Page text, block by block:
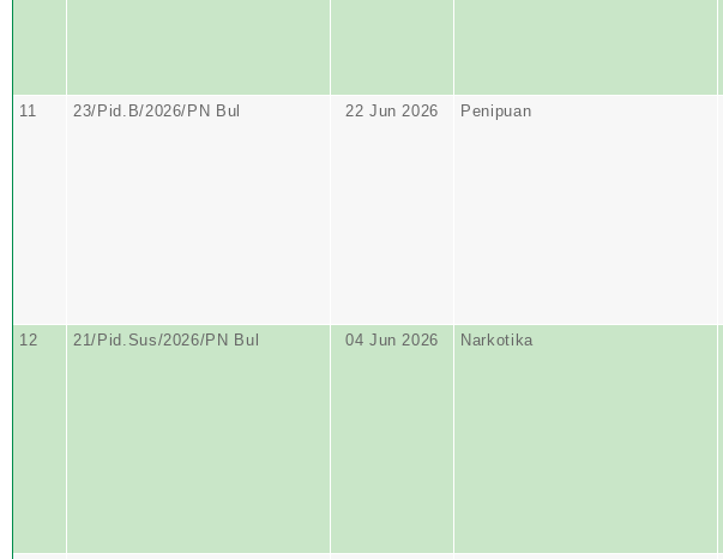
11 23/Pid.B/2026/PN Bul 22 Jun 2026 Penipuan
12 21/Pid.Sus/2026/PN Bul 04 Jun 2026 Narkotika